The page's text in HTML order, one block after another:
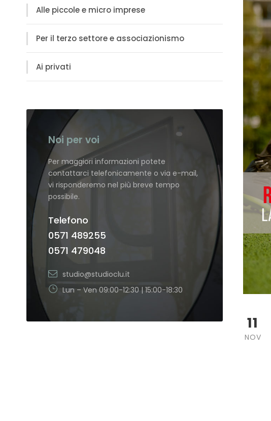
11
NOV
Alle piccole e micro imprese
Per il terzo settore e associazionismo
Ai privati
Noi per voi
Per maggiori informazioni potete
contattarci telefonicamente o via e-mail,
vi risponderemo nel più breve tempo
possibile.
Telefono
0571 489255
0571 479048
studio@studioclu.it
Lun – Ven 09:00-12:30 | 15:00-18:30